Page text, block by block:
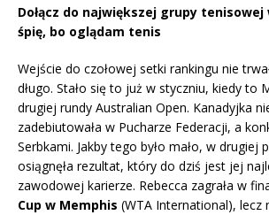
Dołącz do największej grupy tenisowej
śpię, bo oglądam tenis
Wejście do czołowej setki rankingu nie
długo. Stało się to już w styczniu, kiedy to
drugiej rundy Australian Open. Kanadyjka
zadebiutowała w Pucharze Federacji, a
Serbkami. Jakby tego było mało, w drugiej
osiągnęła rezultat, który do dziś jest jej
zawodowej karierze. Rebecca zagrała w
Cup w Memphis (WTA International), lecz